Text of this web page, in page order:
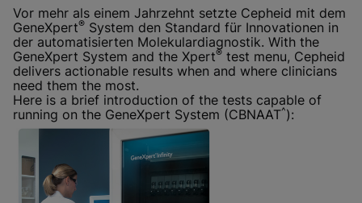
Funktionale Cookies aktivieren
Vor mehr als einem Jahrzehnt setzte Cepheid mit dem
GeneXpert® System den Standard für Innovationen in
der automatisierten Molekulardiagnostik. With the
GeneXpert System and the Xpert® test menu, Cepheid
delivers actionable results when and where clinicians
need them the most.
Here is a brief introduction of the tests capable of
running on the GeneXpert System (CBNAAT^):